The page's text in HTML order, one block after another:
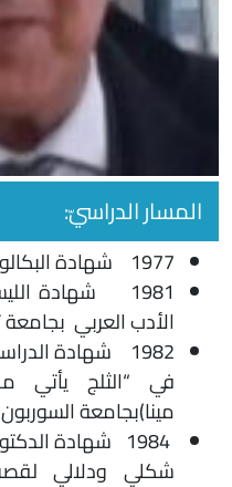
المسار الدراسيّ:
1977 شهادة البكالوريا.
1981 شهادة
الأدب العربي بجامعة
1982 شهادة
في “الثلج يأتي
مينا)بجامعة السوربون 1982
1984 شهادة
شكلي ودلالي لقصة